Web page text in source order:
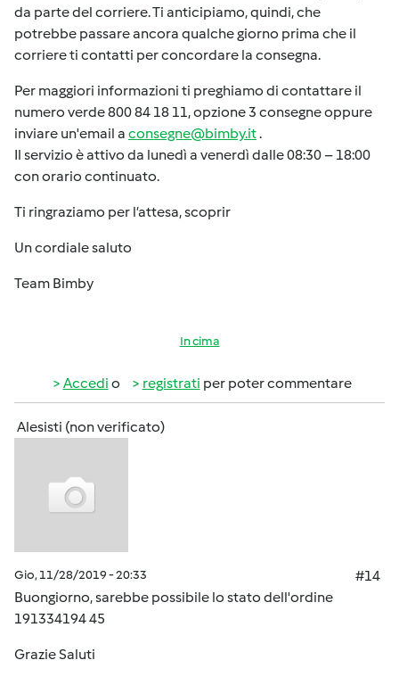
da parte del corriere. Ti anticipiamo, quindi, che
potrebbe passare ancora qualche giorno prima che il
corriere ti contatti per concordare la consegna.
Per maggiori informazioni ti preghiamo di contattare il
numero verde 800 84 18 11, opzione 3 consegne oppure
inviare un'email a consegne@bimby.it.
Il servizio è attivo da lunedì a venerdì dalle 08:30 – 18:00
con orario continuato.
Ti ringraziamo per l’attesa, scoprir
Un cordiale saluto
Team Bimby
In cima
Accedi o registrati per poter commentare
Alesisti (non verificato)
Gio, 11/28/2019 - 20:33
#14
Buongiorno, sarebbe possibile lo stato dell'ordine
191334194 45
Grazie Saluti